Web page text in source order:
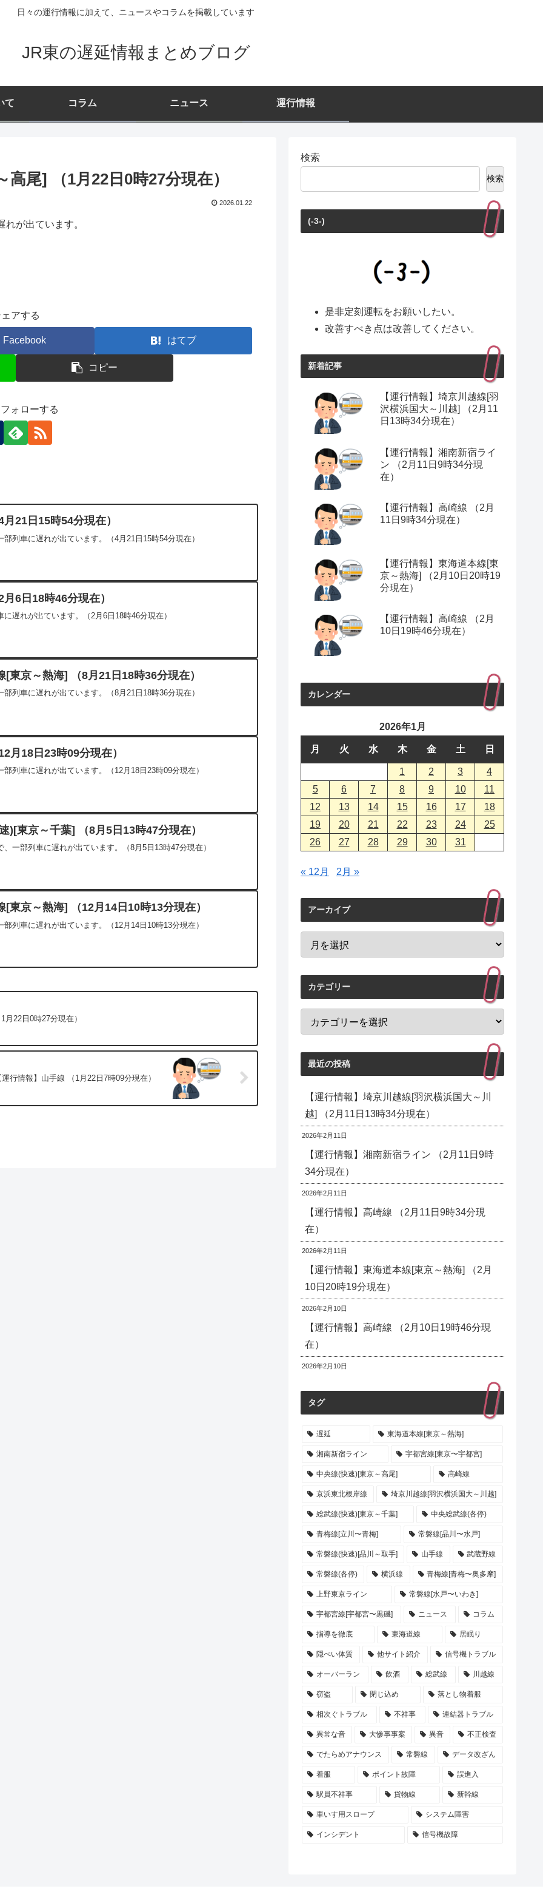
日々の運行情報に加えて、ニュースやコラムを掲載しています
JR東の遅延情報まとめブログ
て コラム ニュース 運行情報
高尾] （1月22日0時27分現在）
2026.01.22
が出ています。
ェアする
Facebook はてブ
コピー
ォローする
21日15時54分現在）
列車に遅れが出ています。（4月21日15時54分現在）
6日18時46分現在）
遅れが出ています。（2月6日18時46分現在）
[東京～熱海] （8月21日18時36分現在）
列車に遅れが出ています。（8月21日18時36分現在）
月18日23時09分現在）
列車に遅れが出ています。（12月18日23時09分現在）
)[東京～千葉] （8月5日13時47分現在）
一部列車に遅れが出ています。（8月5日13時47分現在）
[東京～熱海] （12月14日10時13分現在）
列車に遅れが出ています。（12月14日10時13分現在）
月22日0時27分現在）
運行情報】山手線 （1月22日7時09分現在）
検索
検索
(-3-)
是非定刻運転をお願いしたい。
改善すべき点は改善してください。
新着記事
【運行情報】埼京川越線[羽
沢横浜国大～川越] （2月11
日13時34分現在）
【運行情報】湘南新宿ライ
ン （2月11日9時34分現
在）
【運行情報】高崎線 （2月
11日9時34分現在）
【運行情報】東海道本線[東
京～熱海] （2月10日20時19
分現在）
【運行情報】高崎線 （2月
10日19時46分現在）
カレンダー
2026年1月
月 火 水 木 金 土 日
1 2 3
4
5
6 7 8 9 10
11
12
13 14 15 16 17
18
19
20 21 22 23 24
25
26
27 28 29 30 31
« 12月 2月 »
アーカイブ
カテゴリー
最近の投稿
【運行情報】埼京川越線[羽沢横浜国大～川
越] （2月11日13時34分現在）
2026年2月11日
【運行情報】湘南新宿ライン （2月11日9時
34分現在）
2026年2月11日
【運行情報】高崎線 （2月11日9時34分現
在）
2026年2月11日
【運行情報】東海道本線[東京～熱海] （2月
10日20時19分現在）
2026年2月10日
【運行情報】高崎線 （2月10日19時46分現
在）
2026年2月10日
タグ
遅延 東海道本線[東京～熱海]
湘南新宿ライン 宇都宮線[東京〜宇都宮]
中央線(快速)[東京～高尾] 高崎線
京浜東北根岸線 埼京川越線[羽沢横浜国大～川越]
総武線(快速)[東京～千葉] 中央総武線(各停)
青梅線[立川〜青梅] 常磐線[品川〜水戸]
常磐線(快速)[品川～取手] 山手線 武蔵野線
常磐線(各停) 横浜線 青梅線[青梅〜奥多摩]
上野東京ライン 常磐線[水戸〜いわき]
宇都宮線[宇都宮〜黒磯] ニュース コラム
指導を徹底 東海道線 居眠り
隠ぺい体質 他サイト紹介 信号機トラブル
オーバーラン 飲酒 総武線 川越線
窃盗 閉じ込め 落とし物着服
相次ぐトラブル 不祥事 連結器トラブル
異常な音 大惨事事案 異音 不正検査
でたらめアナウンス 常磐線 データ改ざん
着服 ポイント故障 誤進入
駅員不祥事 貨物線 新幹線
車いす用スロープ システム障害
インシデント 信号機故障